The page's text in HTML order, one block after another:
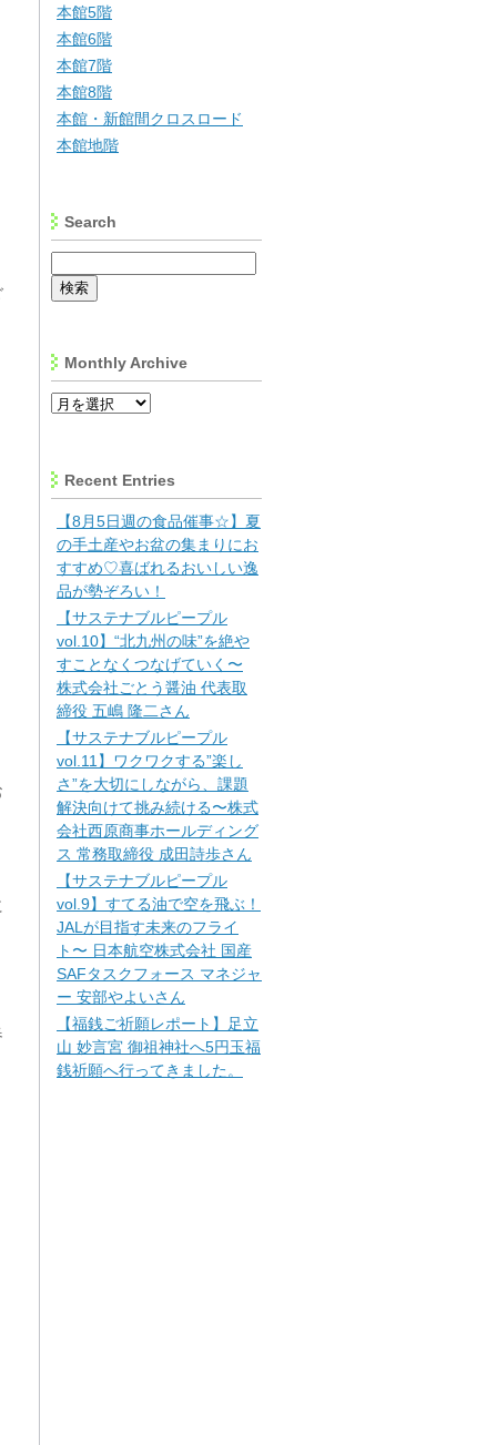
本館5階
本館6階
本館7階
本館8階
本館・新館間クロスロード
本館地階
Search
Monthly Archive
Recent Entries
【8月5日週の食品催事☆】夏
の手土産やお盆の集まりにお
すすめ♡喜ばれるおいしい逸
品が勢ぞろい！
【サステナブルピープル
vol.10】“北九州の味”を絶や
すことなくつなげていく〜
株式会社ごとう醤油 代表取
締役 五嶋 隆二さん
【サステナブルピープル
vol.11】ワクワクする”楽し
さ”を大切にしながら、課題
解決向けて挑み続ける〜株式
会社西原商事ホールディング
ス 常務取締役 成田詩歩さん
【サステナブルピープル
vol.9】すてる油で空を飛ぶ！
JALが目指す未来のフライ
ト〜 日本航空株式会社 国産
SAFタスクフォース マネジャ
ー 安部やよいさん
【福銭ご祈願レポート】足立
山 妙言宮 御祖神社へ5円玉福
銭祈願へ行ってきました。